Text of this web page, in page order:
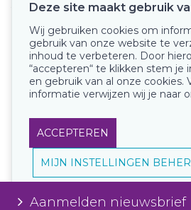
Onze
Aanmelden nieuwsbrief
Deze site maakt gebruik
Wij gebruiken cookies om
gebruik van onze website te
inhoud te verbeteren. Door
“accepteren“ te klikken stem je
en gebruik van al onze cookies.
informatie verwijzen wij je naar
ACCEPTEREN
MIJN INSTELLINGEN